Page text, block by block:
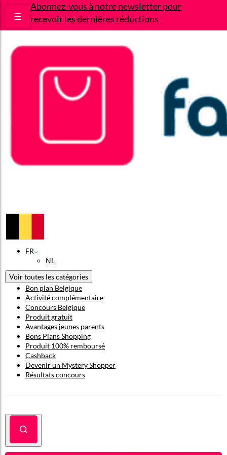
Abonnez-vous à notre newsletter pour
recevoir les dernières réductions
☰
FR
NL
Voir toutes les catégories
Bon plan Belgique
Activité complémentaire
Concours Belgique
Produit gratuit
Avantages jeunes parents
Bons Plans Shopping
Produit 100% remboursé
Cashback
Devenir un Mystery Shopper
Résultats concours